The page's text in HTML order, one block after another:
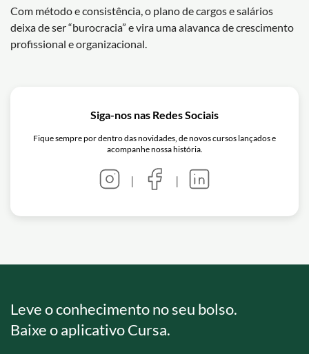
Com método e consistência, o plano de cargos e salários
deixa de ser “burocracia” e vira uma alavanca de crescimento
profissional e organizacional.
Siga-nos nas Redes Sociais
Fique sempre por dentro das novidades, de novos cursos lançados e
acompanhe nossa história.
| |
Leve o conhecimento no seu bolso.
Baixe o aplicativo Cursa.